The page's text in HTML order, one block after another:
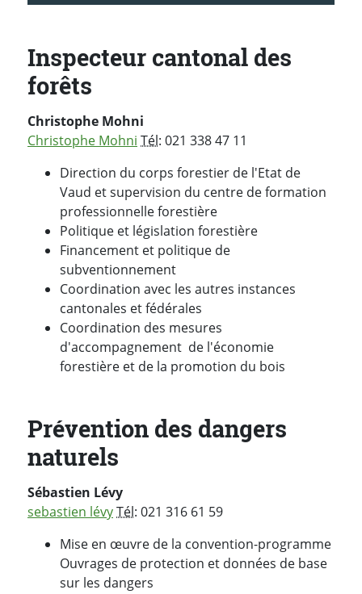
Inspecteur cantonal des
forêts
Christophe Mohni
Christophe Mohni Tél: 021 338 47 11
Direction du corps forestier de l'Etat de
Vaud et supervision du centre de formation
professionnelle forestière
Politique et législation forestière
Financement et politique de
subventionnement
Coordination avec les autres instances
cantonales et fédérales
Coordination des mesures
d'accompagnement de l'économie
forestière et de la promotion du bois
Prévention des dangers
naturels
Sébastien Lévy
sebastien lévyTél: 021 316 61 59
Mise en œuvre de la convention-programme
Ouvrages de protection et données de base
sur les dangers